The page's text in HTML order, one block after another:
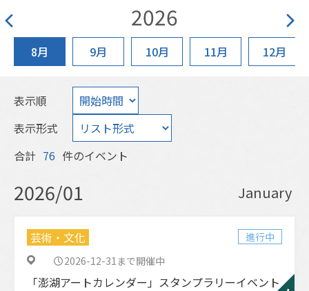
2026
8月 9月 10月 11月 12月
表示順
表示形式
合計 76 件のイベント
2026/01 January
芸術・文化
進行中
2026-12-31まで開催中
「澎湖アートカレンダー」スタンプラリーイベント